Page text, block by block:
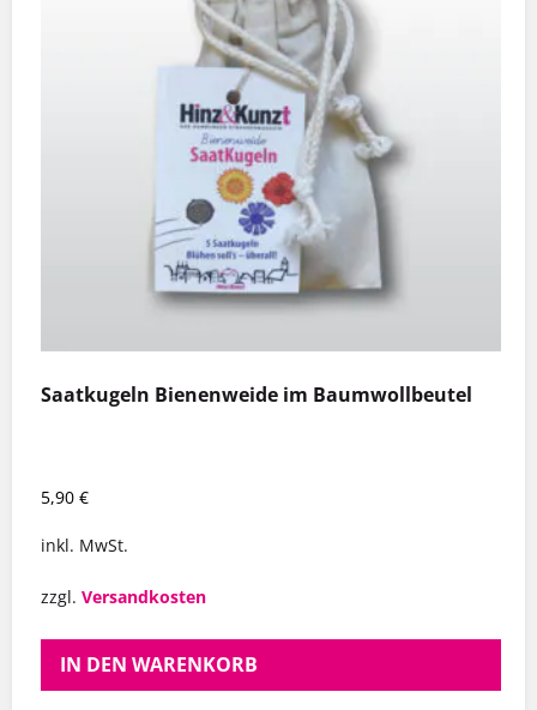
Saatkugeln Bienenweide im Baumwollbeutel
5,90 €
inkl. MwSt.
zzgl. Versandkosten
IN DEN WARENKORB